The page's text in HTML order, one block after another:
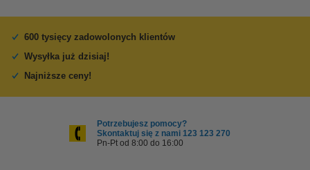
600 tysięcy zadowolonych klientów
Wysyłka już dzisiaj!
Najniższe ceny!
Potrzebujesz pomocy?
Skontaktuj się z nami 123 123 270
Pn-Pt od 8:00 do 16:00